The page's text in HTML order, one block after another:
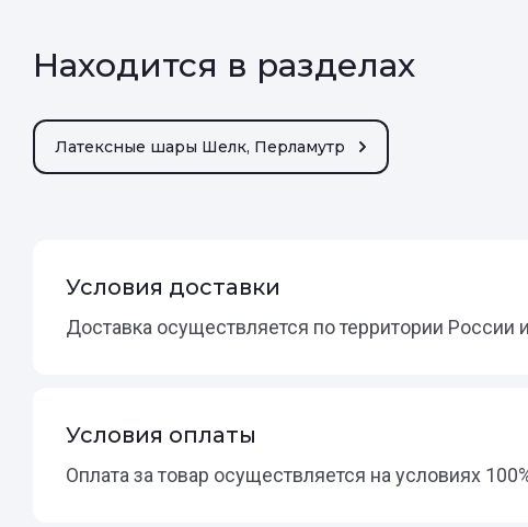
Находится в разделах
Латексные шары Шелк, Перламутр
Условия доставки
Доставка осуществляется по территории России
Условия оплаты
Оплата за товар осуществляется на условиях